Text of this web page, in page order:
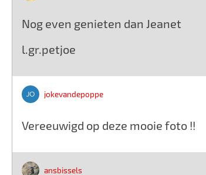
Nog even genieten dan Jeanet
l.gr.petjoe
jokevandepoppe
Vereeuwigd op deze mooie foto !!
ansbissels